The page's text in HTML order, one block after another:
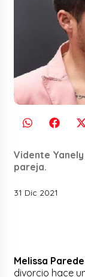
Vidente
pareja.
31 Dic 2021
Melissa
divorcio hace